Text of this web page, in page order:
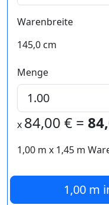
Warenbreite
145,0 cm
Menge
x 84,00 € =
1,00 m x 1,45 m
1,00 m